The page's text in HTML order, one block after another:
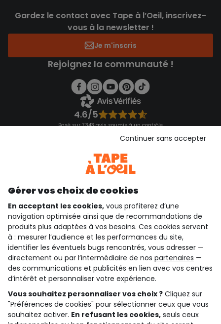
Gardez le contact avec Tape à l’Oeil, inscrivez-
vous à la newsletter !
Je m'inscris
Rejoignez la communauté !
4.6/5
Basé sur 7 343 avis soumis à un contrôle
Consulter les CGU
qui sommes-nous ?
besoin d'aide ?
le club fidélité
notre catalogue
Gérer vos choix de cookies
En acceptant les cookies, vous profiterez d’une
navigation optimisée ainsi que de recommandations de
produits plus adaptées à vos besoins. Ces cookies servent
à : mesurer l’audience et les performances du site,
identifier les éventuels bugs rencontrés, vous adresser —
directement ou par l’intermédiaire de nos partenaires —
des communications et publicités en lien avec vos centres
d’intérêt et personnaliser votre expérience.
Vous souhaitez personnaliser vos choix ? Cliquez sur
"Préférences de cookies" pour sélectionner ceux que vous
souhaitez activer. En refusant les cookies, seuls ceux
Continuer sans accepter